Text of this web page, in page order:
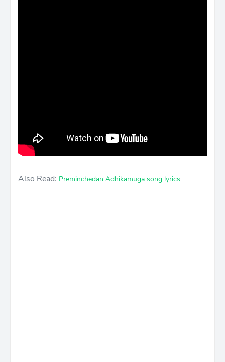
Also Read: Preminchedan Adhikamuga song lyrics